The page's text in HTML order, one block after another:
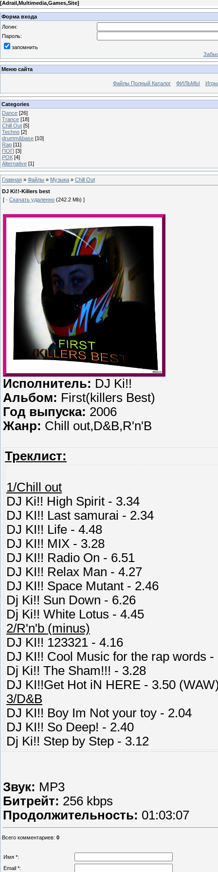
[Adrail,Multimedia,Games,Site]
Форма входа
Логин:
Пароль:
запомнить
Меню сайта
Файлы Полный Каталог ФИЛЬМЫ
Categories
Dance [26]
Trance [18]
Chill Out [5]
Techno [2]
drumm&base [10]
Rap [11]
ПОП [3]
РОК [4]
Alternative [1]
Главная » Файлы » Музыка » Chill Out
DJ Ki!!-Killers best
[ · Скачать удаленно (242.2 Mb) ]
Исполнитель: DJ Ki!!
Альбом: First(killers Best)
Год выпуска: 2006
Жанр: Chill out,D&B,R'n'B
Треклист:
1/Chill out
DJ Ki!! High Spirit - 3.34
DJ KI!! Last samurai - 2.34
DJ KI!! Life - 4.48
DJ KI!! MIX - 3.28
DJ KI!! Radio On - 6.51
DJ KI!! Relax Man - 4.27
DJ KI!! Space Mutant - 2.46
Dj Ki!! Sun Down - 6.26
Dj Ki!! White Lotus - 4.45
2/R'n'b (minus)
DJ KI!! 123321 - 4.16
DJ KI!! Cool Music for the rap words -
Dj Ki!! The Sham!!! - 3.28
DJ KI!!Get Hot iN HERE - 3.50
3/D&B
DJ KI!! Boy Im Not your toy - 2.04
DJ KI!! So Deep! - 2.40
Dj Ki!! Step by Step - 3.12
Звук: MP3
Битрейт: 256 kbps
Продолжительность: 01:03:07
Всего комментариев: 0
Имя *:
Email *: